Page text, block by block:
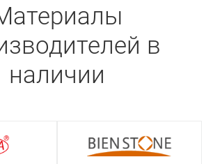
в
наличии